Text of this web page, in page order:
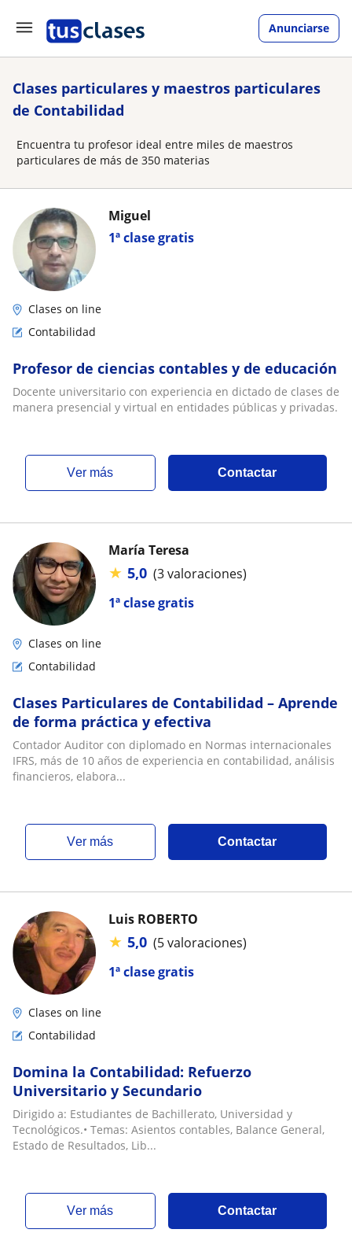
Anunciarse
Clases particulares y maestros particulares
de Contabilidad
Encuentra tu profesor ideal entre miles de maestros
particulares de más de 350 materias
1ª clase gratis
Miguel
Clases on line
Contabilidad
Profesor de ciencias contables y de educación
Docente universitario con experiencia en dictado de clases de
manera presencial y virtual en entidades públicas y privadas.
ver más Contactar
1ª clase gratis
María Teresa
★ 5,0 (3 valoraciones)
Clases on line
Contabilidad
Clases Particulares de Contabilidad – Aprende
de forma práctica y efectiva
Contador Auditor con diplomado en Normas internacionales
IFRS, más de 10 años de experiencia en contabilidad, análisis
financieros, elabora...
ver más Contactar
1ª clase gratis
Luis ROBERTO
★ 5,0 (5 valoraciones)
Clases on line
Contabilidad
Domina la Contabilidad: Refuerzo
Universitario y Secundario
Dirigido a: Estudiantes de Bachillerato, Universidad y
Tecnológicos.• Temas: Asientos contables, Balance General,
Estado de Resultados, Lib...
ver más Contactar